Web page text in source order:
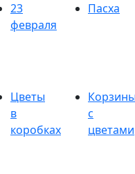
23
февраля
Пасха
Цветы
в
коробках
с
цветами